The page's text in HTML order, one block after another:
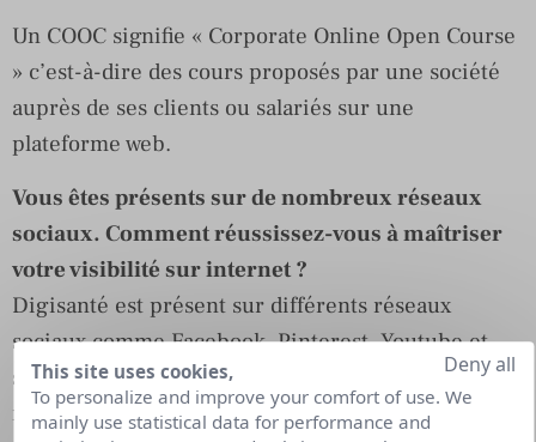
Un COOC signifie « Corporate Online Open Course
» c’est-à-dire des cours proposés par une société
auprès de ses clients ou salariés sur une
plateforme web.
Vous êtes présents sur de nombreux réseaux
sociaux. Comment réussissez-vous à maîtriser
votre visibilité sur internet ?
Digisanté est présent sur différents réseaux
sociaux comme Facebook, Pinterest, Youtube et
sur les réseaux professionnels. Afin de maitriser
notre communication, nous avons associé à chaque
This site uses cookies,
To personalize and improve your comfort of use. We
mainly use statistical data for performance and
Deny all